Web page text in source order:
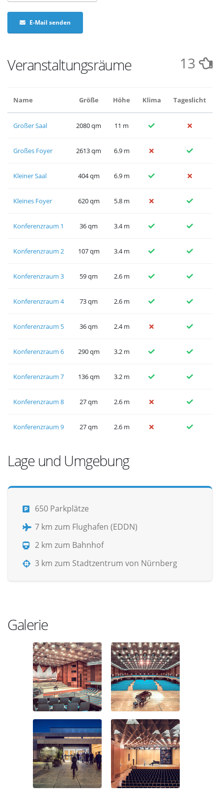
E-Mail senden
Veranstaltungsräume 13
Name Größe Höhe Klima Tageslicht
Großer Saal 2080 qm 11 m
Großes Foyer 2613 qm 6.9 m
Kleiner Saal 404 qm 6.9 m
Kleines Foyer 620 qm 5.8 m
Konferenzraum 1 36 qm 3.4 m
Konferenzraum 2 107 qm 3.4 m
Konferenzraum 3 59 qm 2.6 m
Konferenzraum 4 73 qm 2.6 m
Konferenzraum 5 36 qm 2.4 m
Konferenzraum 6 290 qm 3.2 m
Konferenzraum 7 136 qm 3.2 m
Konferenzraum 8 27 qm 2.6 m
Konferenzraum 9 27 qm 2.6 m
Lage und Umgebung
650 Parkplätze
7 km zum Flughafen (EDDN)
2 km zum Bahnhof
3 km zum Stadtzentrum von Nürnberg
Galerie